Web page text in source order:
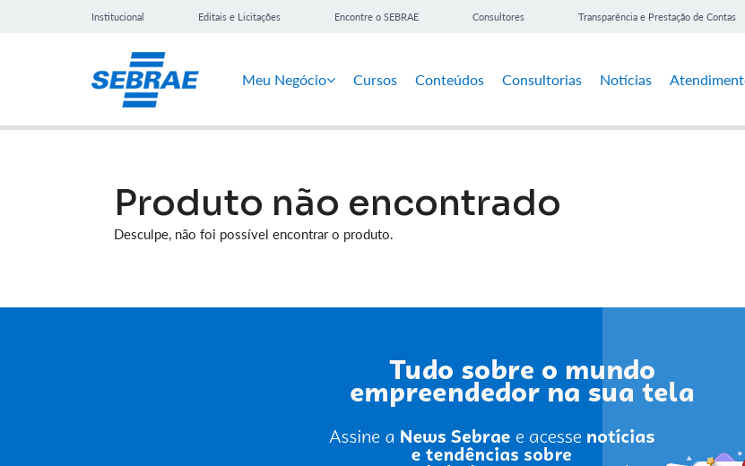
Institucional Editais e Licitações Encontre o SEBRAE Consultores Transparência e Prestação de Contas
Meu Negócio Cursos Conteúdos Consultorias Notícias
Produto não encontrado
Desculpe, não foi possível encontrar o produto.